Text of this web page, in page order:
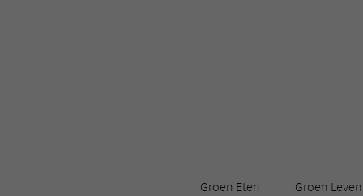
Groen Eten Groen Leven